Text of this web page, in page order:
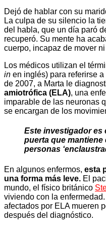
Dejó de hablar con su
La culpa de su silencio la
del habla, que un día paró
recuperó. Su mente ha
cuerpo, incapaz de mover
Los médicos utilizan el
in en inglés) para referirse
de 2007, a Marta le
amiotrófica (ELA), una
imparable de las neuronas
se encargan de los
Este investigador es
puerta que mantiene
personas
En algunos enfermos, esta
una forma más leve. El
mundo, el físico británico
viviendo con la
afectados por ELA mueren
después del diagnóstico.